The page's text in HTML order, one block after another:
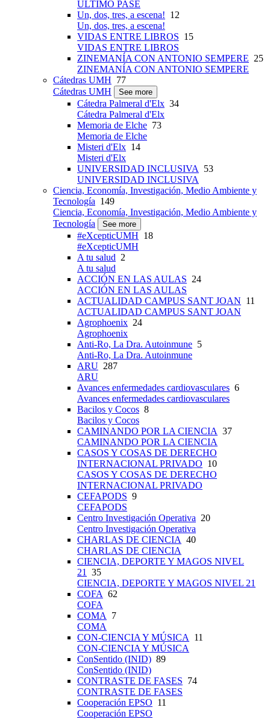
ÚLTIMO PASE
Un, dos, tres, a escena! 12
Un, dos, tres, a escena!
VIDAS ENTRE LIBROS 15
VIDAS ENTRE LIBROS
ZINEMANÍA CON ANTONIO SEMPERE 25
ZINEMANÍA CON ANTONIO SEMPERE
Cátedras UMH 77
Cátedras UMH
See more
Cátedra Palmeral d'Elx 34
Cátedra Palmeral d'Elx
Memoria de Elche 73
Memoria de Elche
Misteri d'Elx 14
Misteri d'Elx
UNIVERSIDAD INCLUSIVA
53
UNIVERSIDAD INCLUSIVA
Ciencia, Economía, Investigación, Medio Ambiente y
Tecnología 149
Ciencia, Economía, Investigación, Medio Ambiente y
Tecnología
See more
#eXcepticUMH 18
#eXcepticUMH
A tu salud 2
A tu salud
ACCIÓN EN LAS AULAS 24
ACCIÓN EN LAS AULAS
ACTUALIDAD CAMPUS SANT JOAN 11
ACTUALIDAD CAMPUS SANT JOAN
Agrophoenix 24
Agrophoenix
Anti-Ro, La Dra. Autoinmune 5
Anti-Ro, La Dra. Autoinmune
ARU 287
ARU
Avances enfermedades cardiovasculares 6
Avances enfermedades cardiovasculares
Bacilos y Cocos 8
Bacilos y Cocos
CAMINANDO POR LA CIENCIA 37
CAMINANDO POR LA CIENCIA
CASOS Y COSAS DE DERECHO
INTERNACIONAL PRIVADO 10
CASOS Y COSAS DE DERECHO
INTERNACIONAL PRIVADO
CEFAPODS 9
CEFAPODS
Centro Investigación Operativa 20
Centro Investigación Operativa
CHARLAS DE CIENCIA 40
CHARLAS DE CIENCIA
CIENCIA, DEPORTE Y MAGOS NIVEL
21
35
CIENCIA, DEPORTE Y MAGOS NIVEL 21
COFA 62
COFA
COMA
7
COMA
CON-CIENCIA Y MÚSICA
11
CON-CIENCIA Y MÚSICA
ConSentido (INID) 89
ConSentido (INID)
CONTRASTE DE FASES 74
CONTRASTE DE FASES
Cooperación EPSO 11
Cooperación EPSO